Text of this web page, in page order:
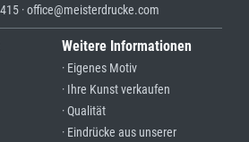
· office@meisterdrucke.com
Weitere Informationen
· Eigenes Motiv
· Ihre Kunst verkaufen
· Qualität
· Eindrücke aus unserer